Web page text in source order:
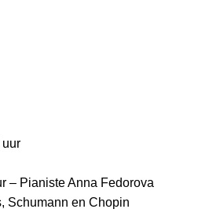
– Pianiste Anna Fedorova
Schumann en Chopin